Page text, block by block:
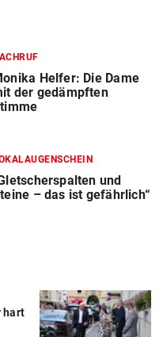
Helfer: Die Dame
der gedämpften
und
– das ist gefährlich“
hart